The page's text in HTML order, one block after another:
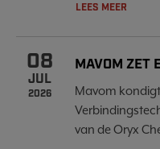
LEES MEER
08
JUL
2026
MAVOM ZET
Mavom
van de Oryx